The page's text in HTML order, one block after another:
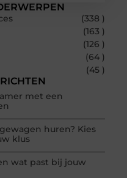
(338 )
(163 )
(126 )
(64 )
(45 )
met een
huren? Kies
klus
wat past bij jouw